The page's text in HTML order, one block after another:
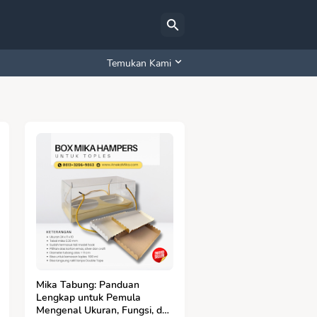
Temukan Kami
Mika Tabung: Panduan
Lengkap untuk Pemula
Mengenal Ukuran, Fungsi, dan